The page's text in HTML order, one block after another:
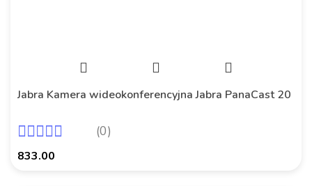
Jabra Kamera wideokonferencyjna Jabra PanaCast 20
(0)
833.00